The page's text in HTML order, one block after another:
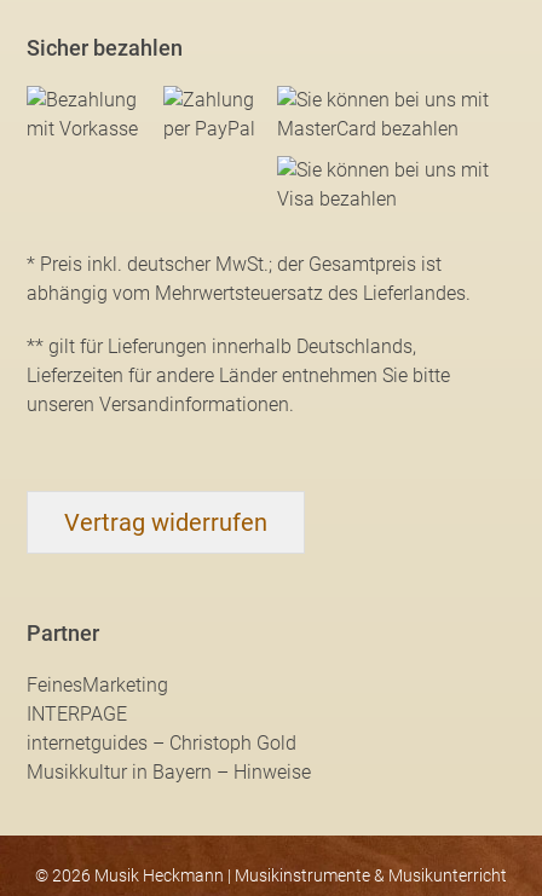
Sicher bezahlen
* Preis inkl. deutscher MwSt.; der Gesamtpreis ist
abhängig vom Mehrwertsteuersatz des Lieferlandes.
** gilt für Lieferungen innerhalb Deutschlands,
Lieferzeiten für andere Länder entnehmen Sie bitte
unseren Versandinformationen.
Vertrag widerrufen
Partner
FeinesMarketing
INTERPAGE
internetguides – Christoph Gold
Musikkultur in Bayern – Hinweise
© 2026 Musik Heckmann | Musikinstrumente & Musikunterricht